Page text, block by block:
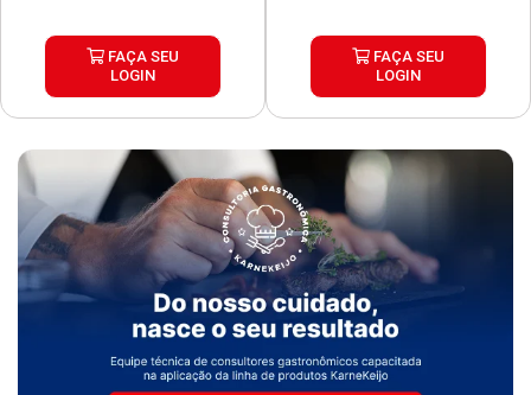
FAÇA SEU
LOGIN
FAÇA SEU
LOGIN